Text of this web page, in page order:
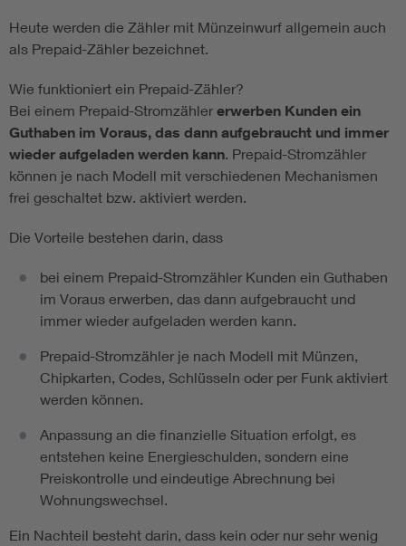
Heute werden die Zähler mit Münzeinwurf allgemein auch
als Prepaid-Zähler bezeichnet.
Wie funktioniert ein Prepaid-Zähler?
Bei einem Prepaid-Stromzählererwerben Kunden ein
Guthaben im Voraus, das dann aufgebraucht und immer
wieder aufgeladen werden kann. Prepaid-Stromzähler
können je nach Modell mit verschiedenen Mechanismen
frei geschaltet bzw. aktiviert werden.
Die Vorteile bestehen darin, dass
bei einem Prepaid-Stromzähler Kunden ein Guthaben
im Voraus erwerben, das dann aufgebraucht und
immer wieder aufgeladen werden kann.
Prepaid-Stromzähler je nach Modell mit Münzen,
Chipkarten, Codes, Schlüsseln oder per Funk aktiviert
werden können.
Anpassung an die finanzielle Situation erfolgt, es
entstehen keine Energieschulden, sondern eine
Preiskontrolle und eindeutige Abrechnung bei
Wohnungswechsel.
Ein Nachteil besteht darin, dass kein oder nur sehr wenig